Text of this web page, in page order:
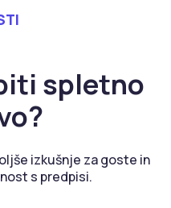
spletno
izkušnje za goste in
s predpisi.